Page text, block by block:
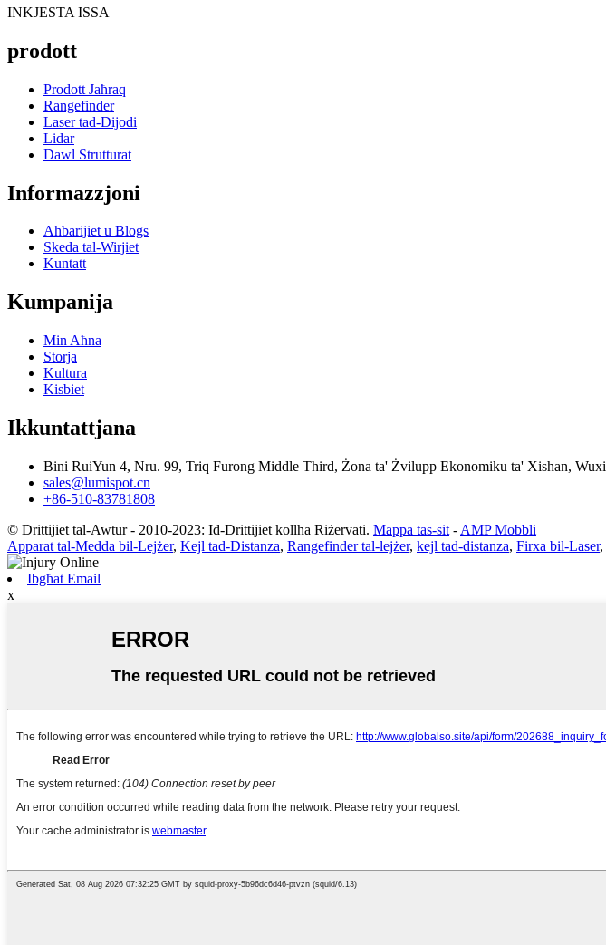
INKJESTA ISSA
prodott
Prodott Jaħraq
Rangefinder
Laser tad-Dijodi
Lidar
Dawl Strutturat
Informazzjoni
Aħbarijiet u Blogs
Skeda tal-Wirjiet
Kuntatt
Kumpanija
Min Aħna
Storja
Kultura
Kisbiet
Ikkuntattjana
Bini RuiYun 4, Nru. 99, Triq Furong Middle Third, Żona ta' Żvilupp Ekonomiku ta' Xishan, Wuxi
sales@lumispot.cn
+86-510-83781808
© Drittijiet tal-Awtur - 2010-2023: Id-Drittijiet kollha Riżervati. Mappa tas-sit - AMP Mobbli
Apparat tal-Medda bil-Lejżer, Kejl tad-Distanza, Rangefinder tal-lejżer, kejl tad-distanza, Firxa bil-Laser,
Ibgħat Email
x